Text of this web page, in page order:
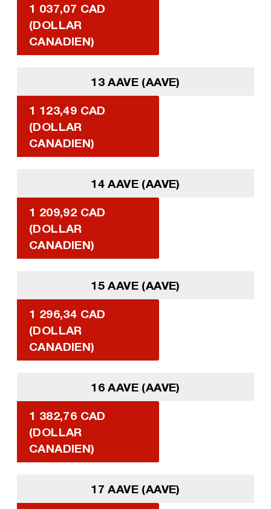
1 037,07 CAD
(DOLLAR
CANADIEN)
13 AAVE (AAVE)
1 123,49 CAD
(DOLLAR
CANADIEN)
14 AAVE (AAVE)
1 209,92 CAD
(DOLLAR
CANADIEN)
15 AAVE (AAVE)
1 296,34 CAD
(DOLLAR
CANADIEN)
16 AAVE (AAVE)
1 382,76 CAD
(DOLLAR
CANADIEN)
17 AAVE (AAVE)